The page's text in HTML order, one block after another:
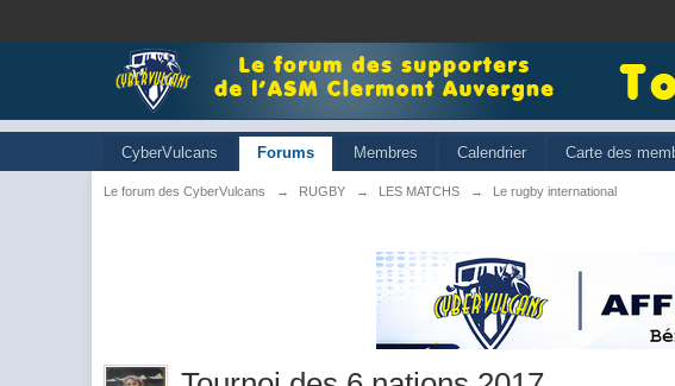
CyberVulcans Forums Membres Calendrier Carte des
Le forum des CyberVulcans → RUGBY → LES MATCHS → Le rugby international